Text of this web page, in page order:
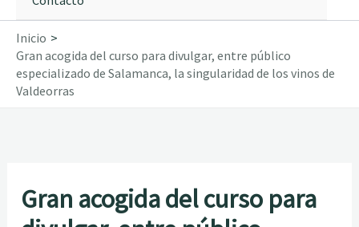
Inicio
Gran acogida del curso para divulgar, entre público
especializado de Salamanca, la singularidad de los vinos de
Valdeorras
Gran acogida del curso para